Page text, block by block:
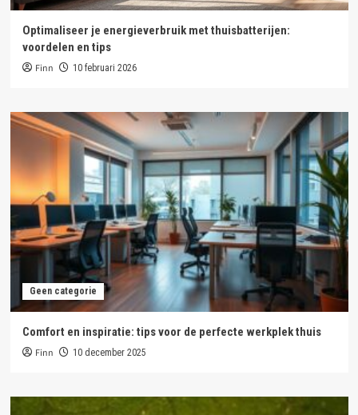
Optimaliseer je energieverbruik met thuisbatterijen:
voordelen en tips
Finn 10 februari 2026
Geen categorie
Comfort en inspiratie: tips voor de perfecte werkplek thuis
Finn 10 december 2025